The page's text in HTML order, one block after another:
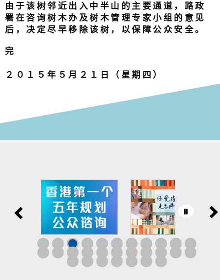
由于该树邻近出入中半山的主要通道，路政
署在咨询树木办及树木管理专家小组的意见
后，决定尽早移除该树，以保障公众安全。
完
２０１５年５月２１日（星期四）